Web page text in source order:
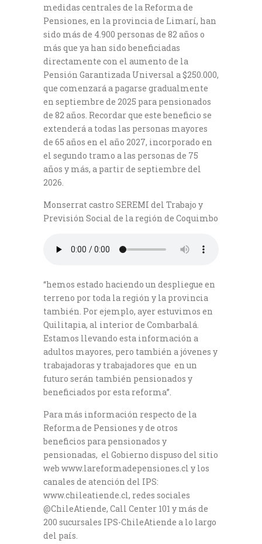
medidas centrales de la Reforma de
Pensiones, en la provincia de Limarí, han
sido más de 4.900 personas de 82 años o
más que ya han sido beneficiadas
directamente con el aumento de la
Pensión Garantizada Universal a $250.000,
que comenzará a pagarse gradualmente
en septiembre de 2025 para pensionados
de 82 años. Recordar que este beneficio se
extenderá a todas las personas mayores
de 65 años en el año 2027, incorporado en
el segundo tramo a las personas de 75
años y más, a partir de septiembre del
2026.
Monserrat castro SEREMI del Trabajo y
Previsión Social de la región de Coquimbo
“hemos estado haciendo un despliegue en
terreno por toda la región y la provincia
también. Por ejemplo, ayer estuvimos en
Quilitapia, al interior de Combarbalá.
Estamos llevando esta información a
adultos mayores, pero también a jóvenes y
trabajadoras y trabajadores que en un
futuro serán también pensionados y
beneficiados por esta reforma”.
Para más información respecto de la
Reforma de Pensiones y de otros
beneficios para pensionados y
pensionadas, el Gobierno dispuso del sitio
web www.lareformadepensiones.cl y los
canales de atención del IPS:
www.chileatiende.cl, redes sociales
@ChileAtiende, Call Center 101 y más de
200 sucursales IPS-ChileAtiende a lo largo
del país.